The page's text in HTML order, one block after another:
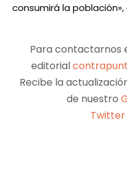
consumirá la
Para contactarnos
editorial
Recibe la
de nuestro
Twitter